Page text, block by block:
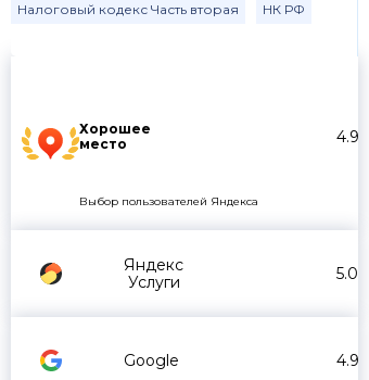
Хорошее
место
4.9
Выбор пользователей Яндекса
Яндекс
Услуги
5.0
Google 4.9
Налоговый кодекс Часть вторая НК РФ